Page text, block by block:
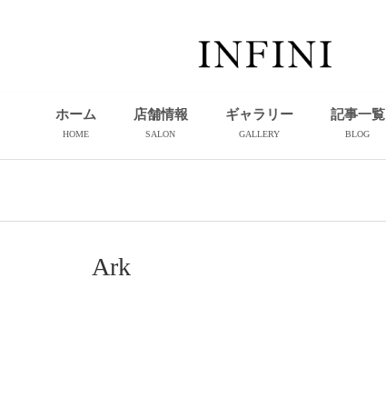
ホーム
HOME
店舗情報
SALON
ギャラリー
GALLERY
記事一覧
BLOG
Ark